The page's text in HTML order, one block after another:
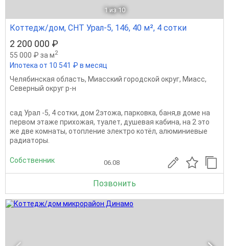
1 из 10
Коттедж/дом, СНТ Урал-5, 146, 40 м², 4 сотки
2 200 000 ₽
55 000 ₽ за м2
Ипотека от 10 541 ₽ в месяц
Челябинская область, Миасский городской округ, Миасс,
Северный округ р-н
сад Урал -5, 4 сотки, дом 2этожа, парковка, баня,в доме на
первом этаже прихожая, туалет, душевая кабина, на 2 это
же две комнаты, отопление электро котёл, алюминиевые
радиаторы.
Собственник 06.08
Позвонить